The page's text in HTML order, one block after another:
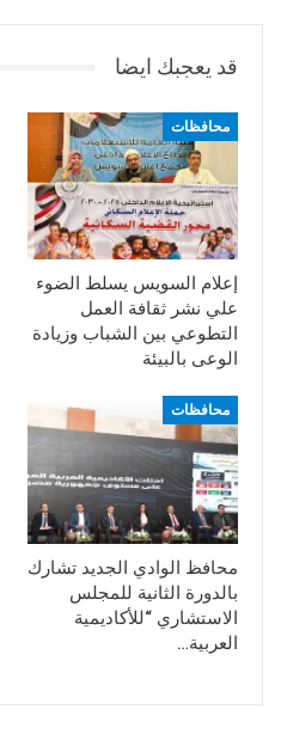
قد يعجبك ايضا
محافظات
إعلام السويس يسلط الضوء
علي نشر ثقافة العمل
التطوعي بين الشباب وزيادة
الوعى بالبيئة
محافظات
محافظ الوادي الجديد تشارك
بالدورة الثانية للمجلس
الاستشاري “للأكاديمية
العربية…